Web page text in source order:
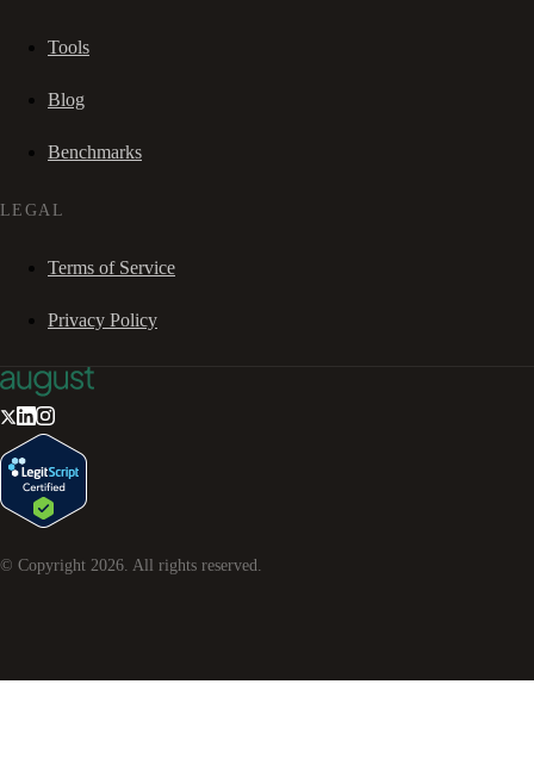
Tools
Blog
Benchmarks
LEGAL
Terms of Service
Privacy Policy
© Copyright 2026 . All rights reserved.